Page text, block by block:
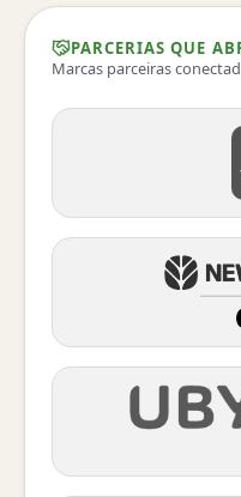
PARCERIAS QUE
Marcas parceiras